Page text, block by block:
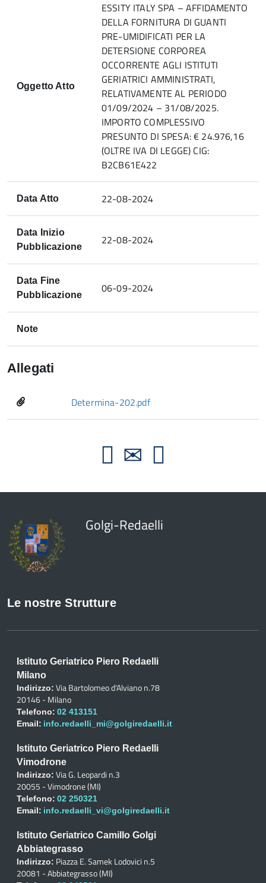
Oggetto Atto
ESSITY ITALY SPA – AFFIDAMENTO
DELLA FORNITURA DI GUANTI
PRE-UMIDIFICATI PER LA
DETERSIONE CORPOREA
OCCORRENTE AGLI ISTITUTI
GERIATRICI AMMINISTRATI,
RELATIVAMENTE AL PERIODO
01/09/2024 – 31/08/2025.
IMPORTO COMPLESSIVO
PRESUNTO DI SPESA: € 24.976,16
(OLTRE IVA DI LEGGE) CIG:
B2CB61E422
Data Atto 22-08-2024
Data Inizio
Pubblicazione
22-08-2024
Data Fine
Pubblicazione
06-09-2024
Note
Allegati
Determina-202.pdf
Golgi-Redaelli
Le nostre Strutture
Istituto Geriatrico Piero Redaelli
Milano
Indirizzo: Via Bartolomeo d'Alviano n.78
20146 - Milano
Telefono: 02 413151
Email: info.redaelli_mi@golgiredaelli.it
Istituto Geriatrico Piero Redaelli
Vimodrone
Indirizzo: Via G. Leopardi n.3
20055 - Vimodrone (MI)
Telefono: 02 250321
Email: info.redaelli_vi@golgiredaelli.it
Istituto Geriatrico Camillo Golgi
Abbiategrasso
Indirizzo: Piazza E. Samek Lodovici n.5
20081 - Abbiategrasso (MI)